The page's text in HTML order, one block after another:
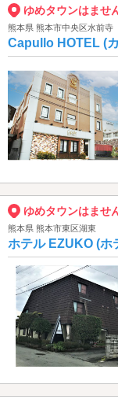
ゆめタウンはませ
熊本県 熊本市中央区水前寺
Capullo HOTEL (
ゆめタウンはませ
熊本県 熊本市東区湖東
ホテル EZUKO (ホ